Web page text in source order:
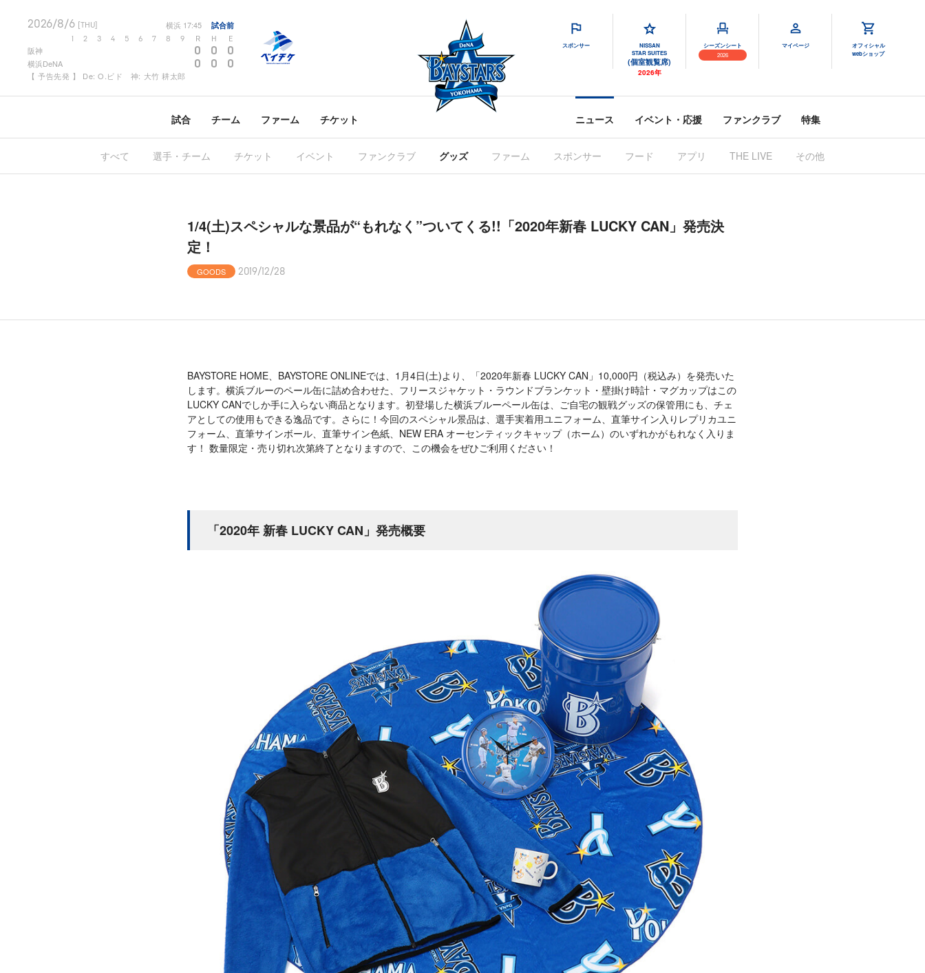
2026/8/6 [THU] 横浜 17:45 試合前
2 3 4 5 6 7 8 9 R H E
阪神 0 0 0
横浜DeNA 0 0 0
【 予告先発 】 De: O.ビド 神: 大竹 耕太郎
スポンサー
NISSAN
STAR SUITES
(個室観覧席)
2026年
シーズンシート
2026
マイページ
オフィシャル
webショップ
試合 チーム ファーム チケット ニュース イベント・応援 ファンクラブ 特集
すべて 選手・チーム チケット イベント ファンクラブ グッズ ファーム スポンサー フード アプリ THE LIVE その他
1/4(土)スペシャルな景品が“もれなく”ついてくる!!「2020年新春 LUCKY CAN」発売決
定！
GOODS 2019/12/28
BAYSTORE HOME、BAYSTORE ONLINEでは、1月4日(土)より、「2020年新春 LUCKY CAN」10,000円（税込み）を発売いた
します。横浜ブルーのペール缶に詰め合わせた、フリースジャケット・ラウンドブランケット・壁掛け時計・マグカップはこの
LUCKY CANでしか手に入らない商品となります。初登場した横浜ブルーペール缶は、ご自宅の観戦グッズの保管用にも、チェ
アとしての使用もできる逸品です。さらに！今回のスペシャル景品は、選手実着用ユニフォーム、直筆サイン入りレプリカユニ
フォーム、直筆サインボール、直筆サイン色紙、NEW ERA オーセンティックキャップ（ホーム）のいずれかがもれなく入りま
す！ 数量限定・売り切れ次第終了となりますので、この機会をぜひご利用ください！
「2020年 新春 LUCKY CAN」発売概要